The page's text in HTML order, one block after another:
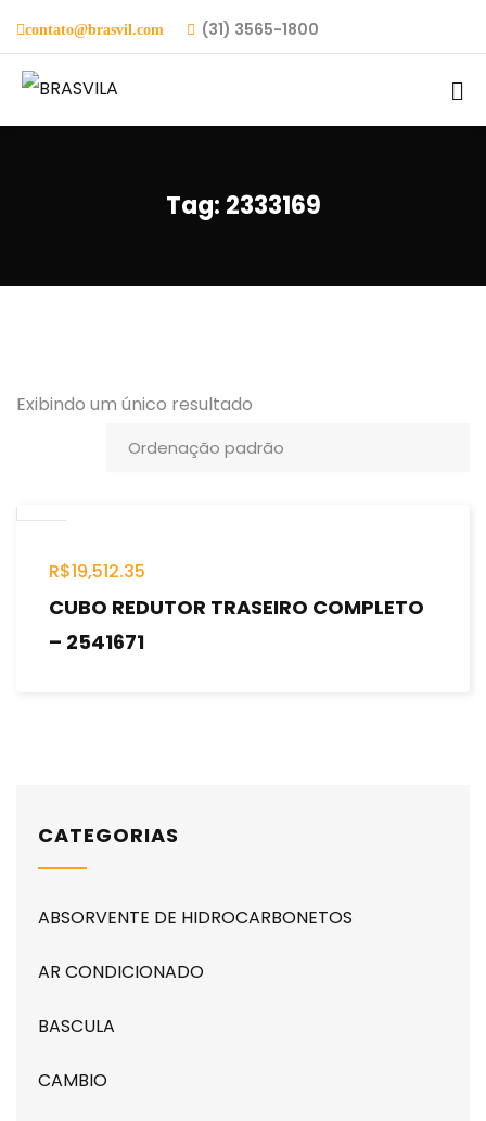
contato@brasvil.com (31) 3565-1800
Tag: 2333169
Exibindo um único resultado
R$19,512.35
CUBO REDUTOR TRASEIRO COMPLETO
– 2541671
CATEGORIAS
ABSORVENTE DE HIDROCARBONETOS
AR CONDICIONADO
BASCULA
CAMBIO